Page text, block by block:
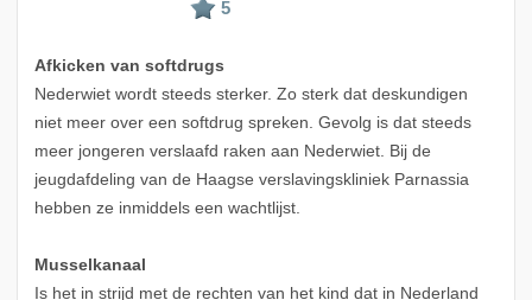
Afkicken van softdrugs
Nederwiet wordt steeds sterker. Zo sterk dat deskundigen
niet meer over een softdrug spreken. Gevolg is dat steeds
meer jongeren verslaafd raken aan Nederwiet. Bij de
jeugdafdeling van de Haagse verslavingskliniek Parnassia
hebben ze inmiddels een wachtlijst.
Musselkanaal
Is het in strijd met de rechten van het kind dat in Nederland